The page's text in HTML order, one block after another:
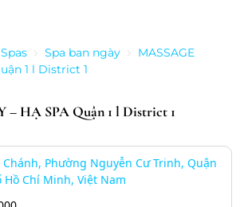
Spa ban ngày
MASSAGE
1 l District 1
– HẠ SPA Quận 1 l District 1
Chánh, Phường Nguyễn Cư Trinh, Quận
Hồ Chí Minh, Việt Nam